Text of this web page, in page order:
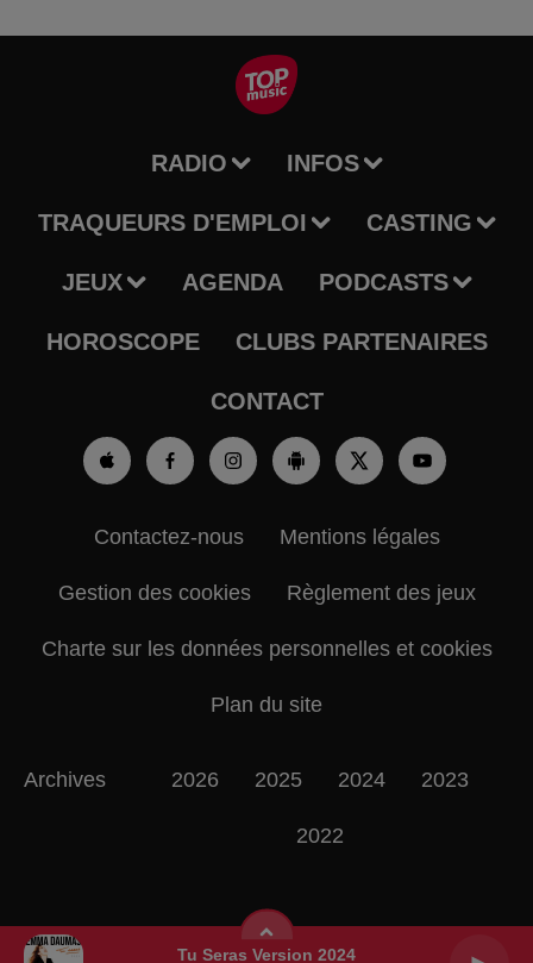
Tu Seras Version 2024
RADIO INFOS
TRAQUEURS D'EMPLOI CASTING
JEUX AGENDA PODCASTS
HOROSCOPE CLUBS PARTENAIRES
CONTACT
Contactez-nous Mentions légales
Gestion des cookies Règlement des jeux
Charte sur les données personnelles et cookies
Plan du site
Archives 2026 2025 2024 2023
2022